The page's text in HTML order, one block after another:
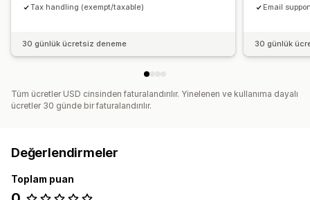
Tax handling (exempt/taxable)
30 günlük ücretsiz deneme
Email
30 günlük
Tüm ücretler USD cinsinden faturalandırılır. Yinelenen ve kullanıma dayalı
ücretler 30 günde bir faturalandırılır.
Değerlendirmeler
Toplam puan